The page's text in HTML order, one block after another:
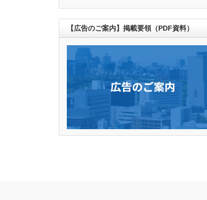
【広告のご案内】掲載要領（PDF資料）